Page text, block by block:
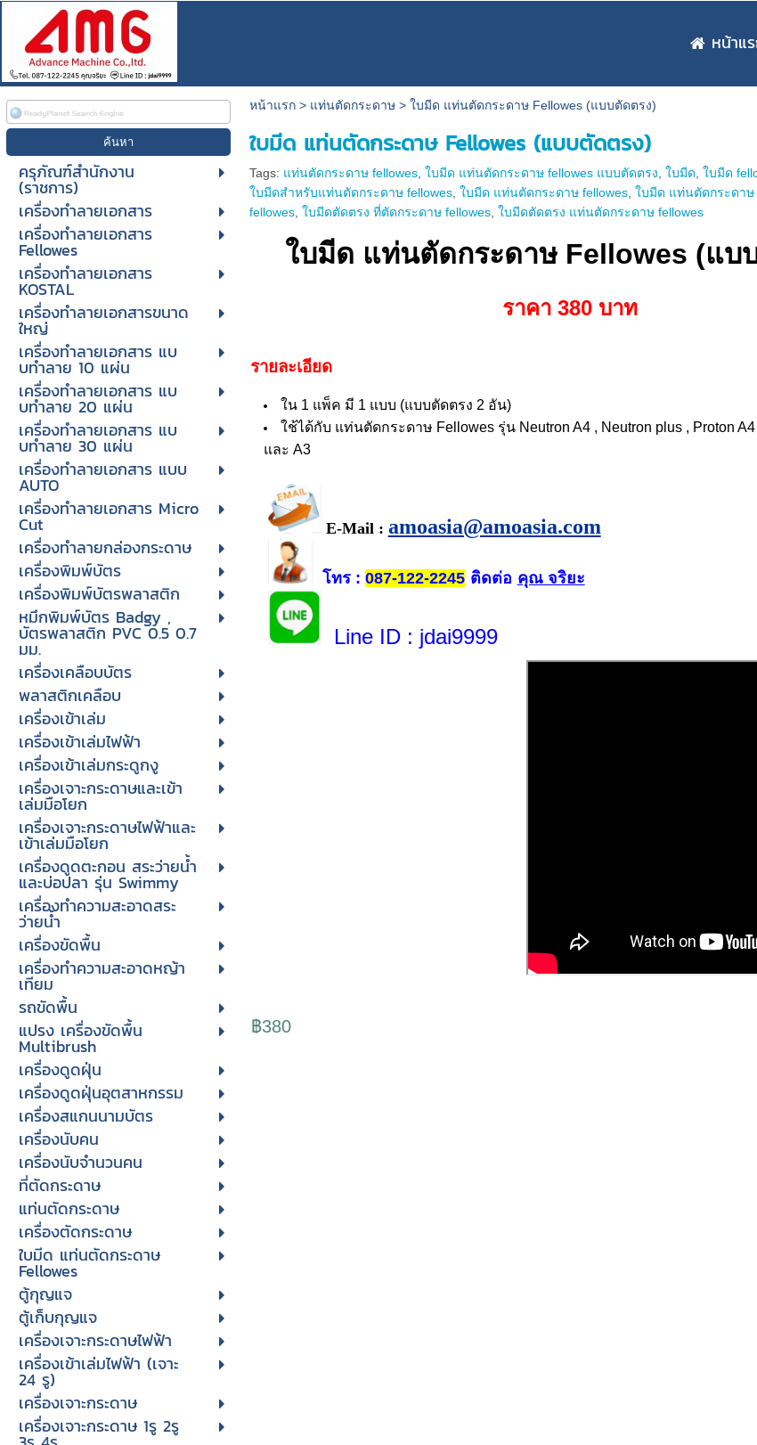
หน้าแ
ครุภัณฑ์สำนักงาน
(ราชการ)
เครื่องทำลายเอกสาร
เครื่องทำลายเอกสาร
Fellowes
เครื่องทำลายเอกสาร
KOSTAL
เครื่องทำลายเอกสารขนาด
ใหญ่
เครื่องทําลายเอกสาร แบ
บทําลาย 10 แผ่น
เครื่องทําลายเอกสาร แบ
บทําลาย 20 แผ่น
เครื่องทําลายเอกสาร แบ
บทําลาย 30 แผ่น
เครื่องทำลายเอกสาร แบบ
AUTO
เครื่องทำลายเอกสาร Micro
Cut
เครื่องทำลายกล่องกระดาษ
เครื่องพิมพ์บัตร
เครื่องพิมพ์บัตรพลาสติก
หมึกพิมพ์บัตร Badgy ,
บัตรพลาสติก PVC 0.5 0.7
มม.
เครื่องเคลือบบัตร
พลาสติกเคลือบ
เครื่องเข้าเล่ม
เครื่องเข้าเล่มไฟฟ้า
เครื่องเข้าเล่มกระดูกงู
เครื่องเจาะกระดาษและเข้า
เล่มมือโยก
เครื่องเจาะกระดาษไฟฟ้าและ
เข้าเล่มมือโยก
เครื่องดูดตะกอน สระว่ายน้ำ
และบ่อปลา รุ่น Swimmy
เครื่องทำความสะอาดสระ
ว่ายน้ำ
เครื่องขัดพื้น
เครื่องทำความสะอาดหญ้า
เทียม
รถขัดพื้น
แปรง เครื่องขัดพื้น
Multibrush
เครื่องดูดฝุ่น
เครื่องดูดฝุ่นอุตสาหกรรม
เครื่องสแกนนามบัตร
เครื่องนับคน
เครื่องนับจํานวนคน
ที่ตัดกระดาษ
แท่นตัดกระดาษ
เครื่องตัดกระดาษ
ใบมีด แท่นตัดกระดาษ
Fellowes
ตู้กุญแจ
ตู้เก็บกุญแจ
เครื่องเจาะกระดาษไฟฟ้า
เครื่องเข้าเล่มไฟฟ้า (เจาะ
24 รู)
เครื่องเจาะกระดาษ
เครื่องเจาะกระดาษ 1รู 2รู
หน้าแรก> แท่นตัดกระดาษ> ใบมีด แท่นตัดกระดาษ Fellowes (แบบตัดตรง)
ใบมีด แท่นตัดกระดาษ Fellowes (แบบตัดตรง)
Tags: แท่นตัดกระดาษ fellowes ,ใบมีด แท่นตัดกระดาษ fellowes แบบตัดตรง ,ใบมีด ,ใบมีด
ใบมีดสำหรับแท่นตัดกระดาษ fellowes ,ใบมีด แท่นตัดกระดาษ fellowes ,ใบมีด แท่นตัดกระดาษ
fellowes ,ใบมีดตัดตรง ที่ตัดกระดาษ fellowes ,ใบมีดตัดตรง แท่นตัดกระดาษ fellowes
ใบมีด แท่นตัดกระดาษ Fellowes (แบ
ราคา 380 บาท
รายละเอียด
ใน 1 แพ็ค มี 1 แบบ (แบบตัดตรง 2 อัน)
ใช้ได้กับ แท่นตัดกระดาษ Fellowes รุ่น Neutron A4 , Neutron plus , Proton
และ A3
E-Mail : amoasia@amoasia.com
โทร: 087-122-2245ติดต่อ คุณ จริยะ
Line ID : jdai9999
฿380